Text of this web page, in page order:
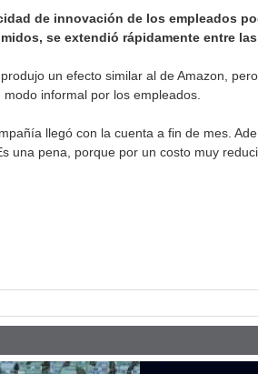
de innovación de los empleados
se extendió rápidamente entre
un efecto similar al de Amazon,
informal por los empleados.
llegó con la cuenta a fin de mes.
una pena, porque por un costo muy